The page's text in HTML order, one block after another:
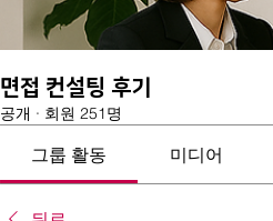
면접 컨설팅 후기
공개 · 회원 251명
그룹 활동 미디어